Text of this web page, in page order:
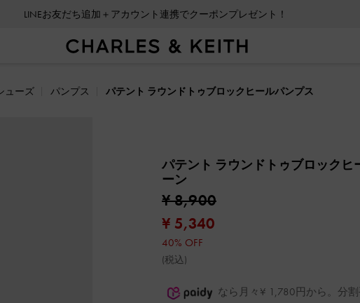
LINEお友だち追加＋アカウント連携でクーポンプレゼント！
ューズ パンプス パテント ラウンドトゥブロックヒールパンプス
パテント ラウンドトゥブロックヒ
ーン
¥ 8,900
¥ 5,340
40% OFF
(税込)
なら月々¥ 1,780円から。分